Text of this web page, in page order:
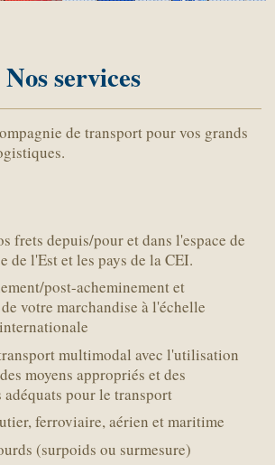
Nos services
de transport pour vos grands
frets depuis/pour et dans l'espace de
de l'Est et les pays de la CEI.
post-acheminement et
votre marchandise à l'échelle
multimodal avec l'utilisation
moyens appropriés et des
adéquats pour le transport
ferroviaire, aérien et maritime
(surpoids ou surmesure)